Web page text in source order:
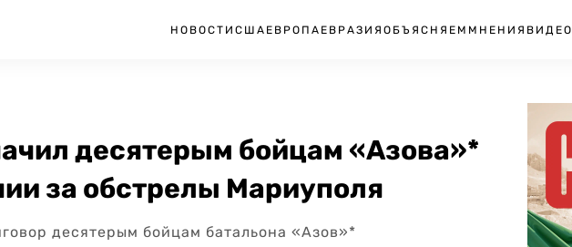
НОВОСТИ США ЕВРОПА ЕВРАЗИЯ ОБЪЯСНЯЕМ МНЕНИЯ ВИДЕО
десятерым бойцам «Азова»*
за обстрелы Мариуполя
десятерым бойцам батальона «Азов»*